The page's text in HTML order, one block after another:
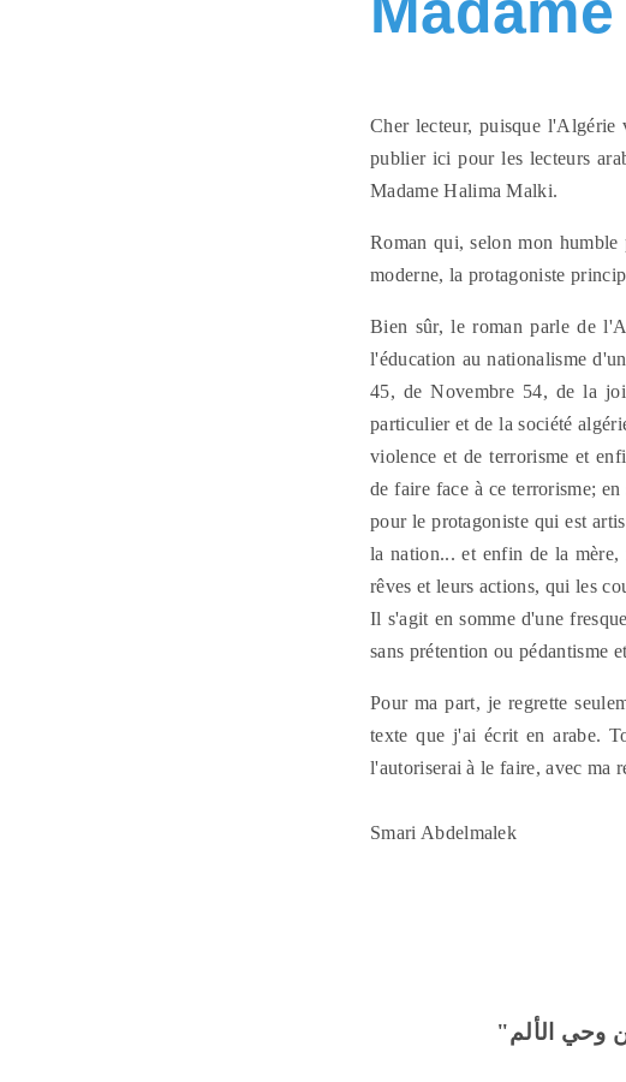
Cher lecteur, puisque l'Algérie
publier ici pour les lecteurs
Madame Halima Malki.
Roman qui, selon mon
moderne, la protagoniste
Bien sûr, le roman parle de
l'éducation au nationalisme
45, de Novembre 54, de la
particulier et de la société
violence et de terrorisme et
de faire face à ce terrorisme;
pour le protagoniste qui est
la nation...et enfin de la mère,
rêves et leurs actions, qui les
Il s'agit en somme d'une
sans prétention ou pédantisme
Pour ma part, je regrette
texte que j'ai écrit en arabe.
l'autoriserai à le faire, avec ma
Smari Abdelmalek
وحي الألم"